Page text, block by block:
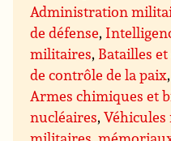
Administration
de défense,
militaires, Batailles
de contrôle de la paix
Armes chimiques et
nucléaires,